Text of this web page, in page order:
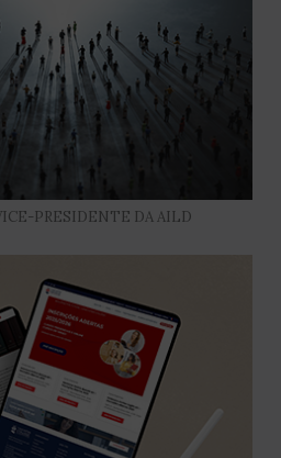
PRESIDENTE DA AILD